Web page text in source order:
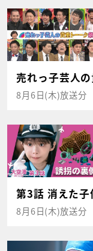
売れっ子芸人
8月6日(木)放送分
第3話 消えた子
8月6日(木)放送分